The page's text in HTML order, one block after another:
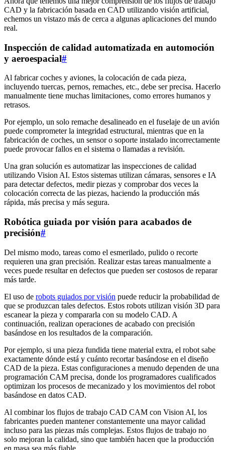
CAD y la fabricación basada en CAD utilizando visión artificial,
echemos un vistazo más de cerca a algunas aplicaciones del mundo
real.
Inspección de calidad automatizada en automoción
y aeroespacial#
Al fabricar coches y aviones, la colocación de cada pieza,
incluyendo tuercas, pernos, remaches, etc., debe ser precisa. Hacerlo
manualmente tiene muchas limitaciones, como errores humanos y
retrasos.
Por ejemplo, un solo remache desalineado en el fuselaje de un avión
puede comprometer la integridad estructural, mientras que en la
fabricación de coches, un sensor o soporte instalado incorrectamente
puede provocar fallos en el sistema o llamadas a revisión.
Una gran solución es automatizar las inspecciones de calidad
utilizando Vision AI. Estos sistemas utilizan cámaras, sensores e IA
para detectar defectos, medir piezas y comprobar dos veces la
colocación correcta de las piezas, haciendo la producción más
rápida, más precisa y más segura.
Robótica guiada por visión para acabados de
precisión#
Del mismo modo, tareas como el esmerilado, pulido o recorte
requieren una gran precisión. Realizar estas tareas manualmente a
veces puede resultar en defectos que pueden ser costosos de reparar
más tarde.
El uso de robots guiados por visión puede reducir la probabilidad de
que se produzcan tales defectos. Estos robots utilizan visión 3D para
escanear la pieza y compararla con su modelo CAD. A
continuación, realizan operaciones de acabado con precisión
basándose en los resultados de la comparación.
Por ejemplo, si una pieza fundida tiene material extra, el robot sabe
exactamente dónde está y cuánto recortar basándose en el diseño
CAD de la pieza. Estas configuraciones a menudo dependen de una
programación CAM precisa, donde los programadores cualificados
optimizan los procesos de mecanizado y los movimientos del robot
basándose en datos CAD.
Al combinar los flujos de trabajo CAD CAM con Vision AI, los
fabricantes pueden mantener constantemente una mayor calidad
incluso para las piezas más complejas. Estos flujos de trabajo no
solo mejoran la calidad, sino que también hacen que la producción
en masa sea más fiable.